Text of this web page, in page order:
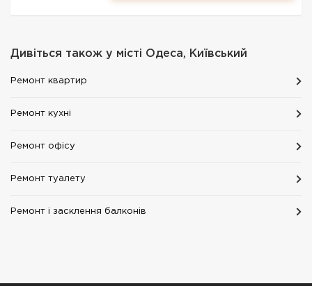
Дивіться також у місті Одеса, Київський
Ремонт квартир
Ремонт кухні
Ремонт офісу
Ремонт туалету
Ремонт і засклення балконів